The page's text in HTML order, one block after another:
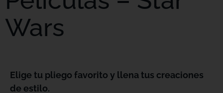
Wars
Elige tu pliego favorito y llena tus creaciones
de estilo.